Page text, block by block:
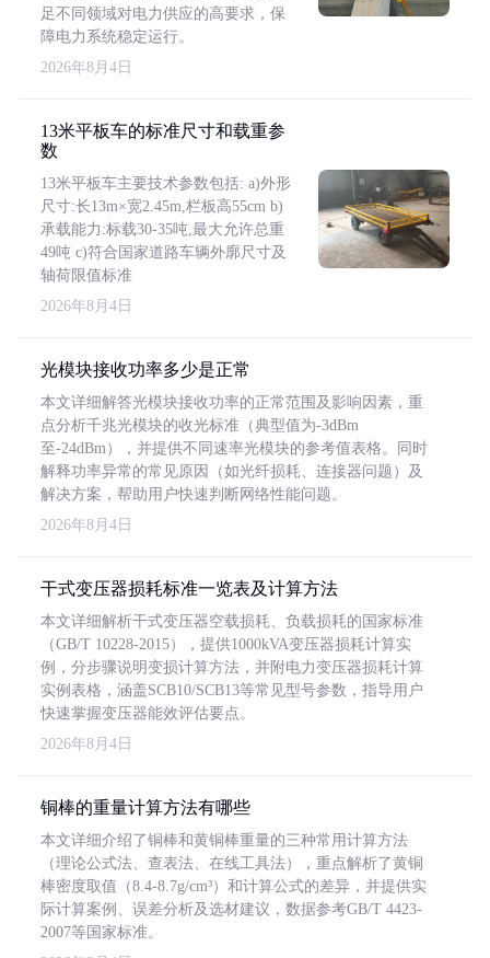
足不同领域对电力供应的高要求，保
障电力系统稳定运行。
2026年8月4日
13米平板车的标准尺寸和载重参
数
13米平板车主要技术参数包括: a)外形
尺寸:长13m×宽2.45m,栏板高55cm b)
承载能力:标载30-35吨,最大允许总重
49吨 c)符合国家道路车辆外廓尺寸及
轴荷限值标准
2026年8月4日
光模块接收功率多少是正常
本文详细解答光模块接收功率的正常范围及影响因素，重
点分析千兆光模块的收光标准（典型值为-3dBm
至-24dBm），并提供不同速率光模块的参考值表格。同时
解释功率异常的常见原因（如光纤损耗、连接器问题）及
解决方案，帮助用户快速判断网络性能问题。
2026年8月4日
干式变压器损耗标准一览表及计算方法
本文详细解析干式变压器空载损耗、负载损耗的国家标准
（GB/T 10228-2015），提供1000kVA变压器损耗计算实
例，分步骤说明变损计算方法，并附电力变压器损耗计算
实例表格，涵盖SCB10/SCB13等常见型号参数，指导用户
快速掌握变压器能效评估要点。
2026年8月4日
铜棒的重量计算方法有哪些
本文详细介绍了铜棒和黄铜棒重量的三种常用计算方法
（理论公式法、查表法、在线工具法），重点解析了黄铜
棒密度取值（8.4-8.7g/cm³）和计算公式的差异，并提供实
际计算案例、误差分析及选材建议，数据参考GB/T 4423-
2007等国家标准。